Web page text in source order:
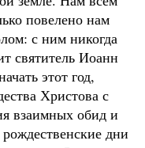
повелено нам
с ним никогда
святитель Иоанн
этот год,
Христова с
взаимных обид и
дни